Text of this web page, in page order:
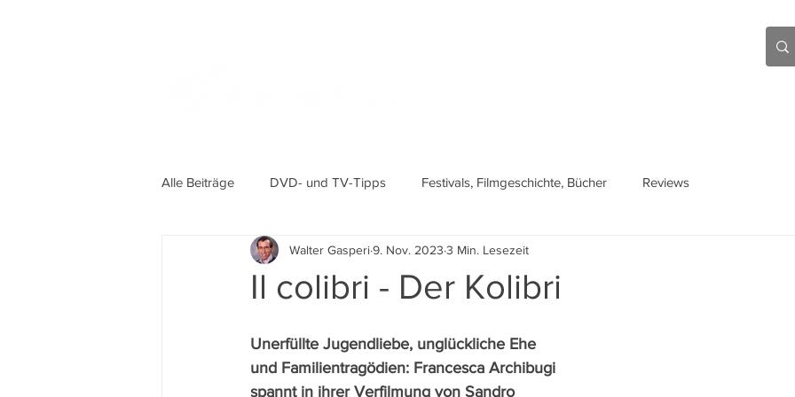
Alle Beiträge DVD- und TV-Tipps Festivals, Filmgeschichte, Bücher Reviews
Il colibri - Der Kolibri
Walter Gasperi9. Nov. 2023 3 Min. Lesezeit
Unerfüllte Jugendliebe, unglückliche Ehe
und Familientragödien: Francesca Archibugi
spannt in ihrer Verfilmung von Sandro